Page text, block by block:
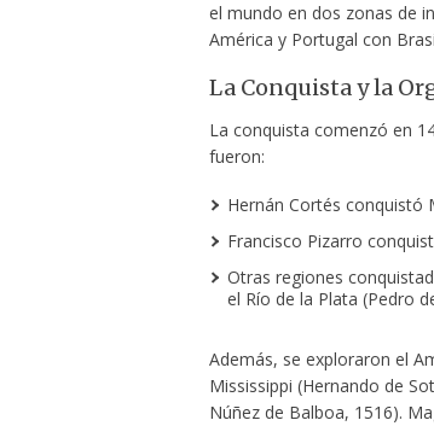
el mundo en dos zonas de
América y Portugal con
La Conquista y la
La conquista comenzó en
fueron:
Hernán Cortés conquistó
Francisco Pizarro
Otras regiones
el Río de la Plata (Pedro
Además, se exploraron el
Mississippi (Hernando de
Núñez de Balboa, 1516).